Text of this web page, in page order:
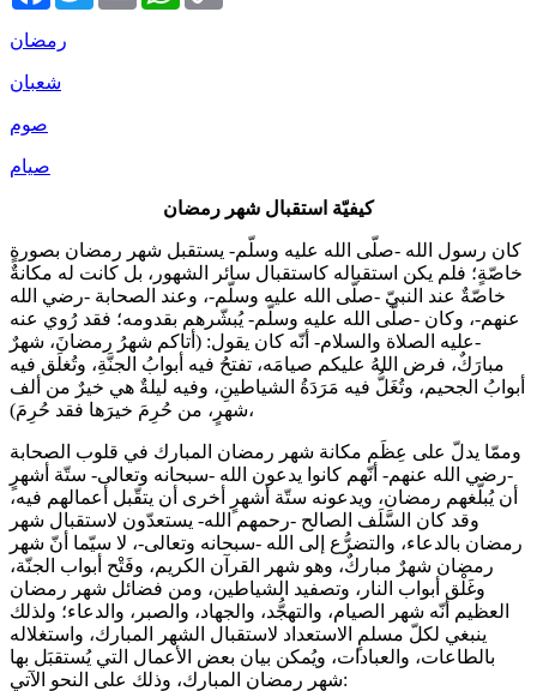
رمضان
شعبان
صوم
صيام
كيفيّة استقبال شهر رمضان
كان رسول الله -صلّى الله عليه وسلّم- يستقبل شهر رمضان بصورةٍ
خاصّةٍ؛ فلم يكن استقباله كاستقبال سائر الشهور، بل كانت له مكانةٌ
خاصّةٌ عند النبيّ -صلّى الله عليه وسلّم-، وعند الصحابة -رضي الله
عنهم-، وكان -صلّى الله عليه وسلّم- يُبشّرهم بقدومه؛ فقد رُوي عنه
-عليه الصلاة والسلام- أنّه كان يقول: (أتاكم شهرُ رمضانَ، شهرٌ
مبارَكٌ، فرض اللهُ عليكم صيامَه، تفتحُ فيه أبوابُ الجنَّةِ، وتُغلَق فيه
أبوابُ الجحيم، وتُغَلُّ فيه مَرَدَةُ الشياطينِ، وفيه ليلةٌ هي خيرٌ من ألف
شهرٍ، من حُرِمَ خيرَها فقد حُرِمَ)،
وممّا يدلّ على عِظَم مكانة شهر رمضان المبارك في قلوب الصحابة
-رضي الله عنهم- أنّهم كانوا يدعون الله -سبحانه وتعالى- ستّة أشهرٍ
أن يُبلّغهم رمضان، ويدعونه ستّة أشهرٍ أخرى أن يتقّبل أعمالهم فيه،
وقد كان السَّلَف الصالح -رحمهم الله- يستعدّون لاستقبال شهر
رمضان بالدعاء، والتضرُّع إلى الله -سبحانه وتعالى-، لا سيّما أنّ شهر
رمضان شهرٌ مباركٌ، وهو شهر القرآن الكريم، وفَتْح أبواب الجنّة،
وغَلْق أبواب النار، وتصفيد الشياطين، ومن فضائل شهر رمضان
العظيم أنّه شهر الصيام، والتهجُّد، والجهاد، والصبر، والدعاء؛ ولذلك
ينبغي لكلّ مسلمٍ الاستعداد لاستقبال الشهر المبارك، واستغلاله
بالطاعات، والعبادات، ويُمكن بيان بعض الأعمال التي يُستقبَل بها
شهر رمضان المبارك، وذلك على النحو الآتي: